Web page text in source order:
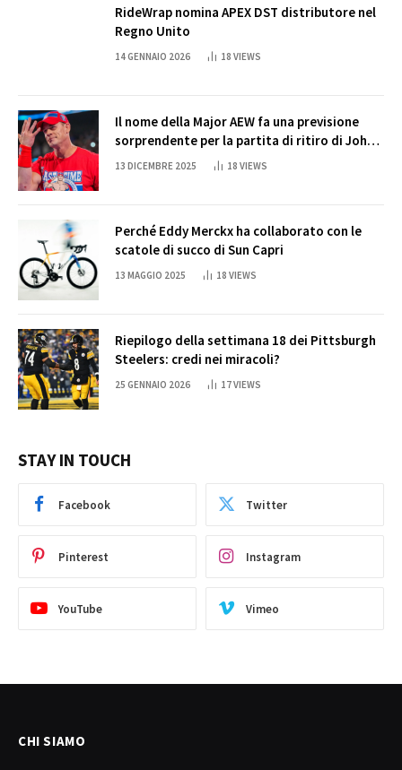
RideWrap nomina APEX DST distributore nel
Regno Unito
14 GENNAIO 2026 18 VIEWS
Il nome della Major AEW fa una previsione
sorprendente per la partita di ritiro di John
Cena
13 DICEMBRE 2025 18 VIEWS
Perché Eddy Merckx ha collaborato con le
scatole di succo di Sun Capri
13 MAGGIO 2025 18 VIEWS
Riepilogo della settimana 18 dei Pittsburgh
Steelers: credi nei miracoli?
25 GENNAIO 2026 17VIEWS
STAY IN TOUCH
Facebook Twitter
Pinterest Instagram
YouTube Vimeo
CHI SIAMO